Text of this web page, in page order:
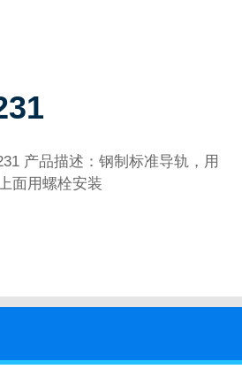
产品描述：钢制标准导轨，用
面用螺栓安装